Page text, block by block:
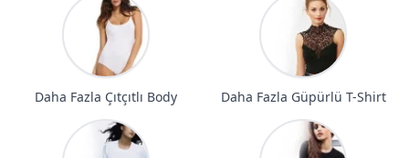
Daha Fazla Çıtçıtlı Body Daha Fazla Güpürlü T-Shirt